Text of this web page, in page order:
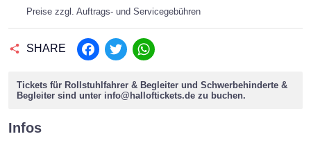
Preise zzgl. Auftrags- und Servicegebühren
SHARE
Tickets für Rollstuhlfahrer & Begleiter und Schwerbehinderte &
Begleiter sind unter info@halloftickets.de zu buchen.
Infos